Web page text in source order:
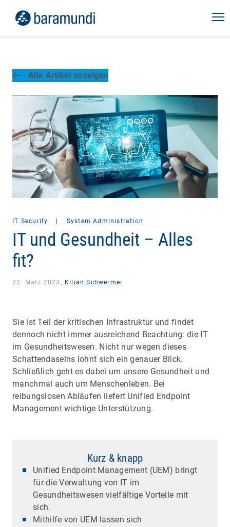
Alle Artikel anzeigen
IT Security | System Administration
IT und Gesundheit – Alles
fit?
22. März 2023, Kilian Schwermer
Sie ist Teil der kritischen Infrastruktur und findet
dennoch nicht immer ausreichend Beachtung: die IT
im Gesundheitswesen. Nicht nur wegen dieses
Schattendaseins lohnt sich ein genauer Blick.
Schließlich geht es dabei um unsere Gesundheit und
manchmal auch um Menschenleben. Bei
reibungslosen Abläufen liefert Unified Endpoint
Management wichtige Unterstützung.
Kurz & knapp
Unified Endpoint Management (UEM) bringt
für die Verwaltung von IT im
Gesundheitswesen vielfältige Vorteile mit
sich.
Mithilfe von UEM lassen sich